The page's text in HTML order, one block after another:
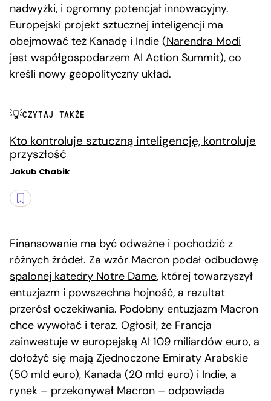
nadwyżki, i ogromny potencjał innowacyjny.
Europejski projekt sztucznej inteligencji ma
obejmować też Kanadę i Indie (Narendra Modi
jest współgospodarzem AI Action Summit), co
kreśli nowy geopolityczny układ.
CZYTAJ TAKŻE
Kto kontroluje sztuczną inteligencję, kontroluje
przyszłość
Jakub Chabik
Finansowanie ma być odważne i pochodzić z
różnych źródeł. Za wzór Macron podał odbudowę
spalonej katedry Notre Dame, której towarzyszył
entuzjazm i powszechna hojność, a rezultat
przerósł oczekiwania. Podobny entuzjazm Macron
chce wywołać i teraz. Ogłosił, że Francja
zainwestuje w europejską AI 109 miliardów euro, a
dołożyć się mają Zjednoczone Emiraty Arabskie
(50 mld euro), Kanada (20 mld euro) i Indie, a
rynek – przekonywał Macron – odpowiada